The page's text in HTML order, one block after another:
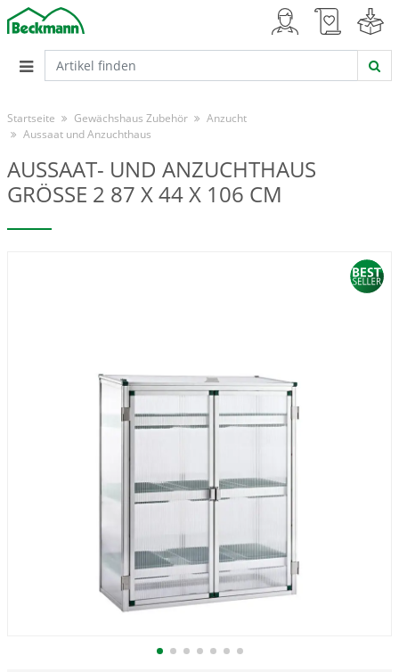
Startseite Gewächshaus Zubehör
Anzucht
Aussaat und Anzuchthaus
AUSSAAT- UND ANZUCHTHAUS
GRÖSSE 2 87 X 44 X 106 CM